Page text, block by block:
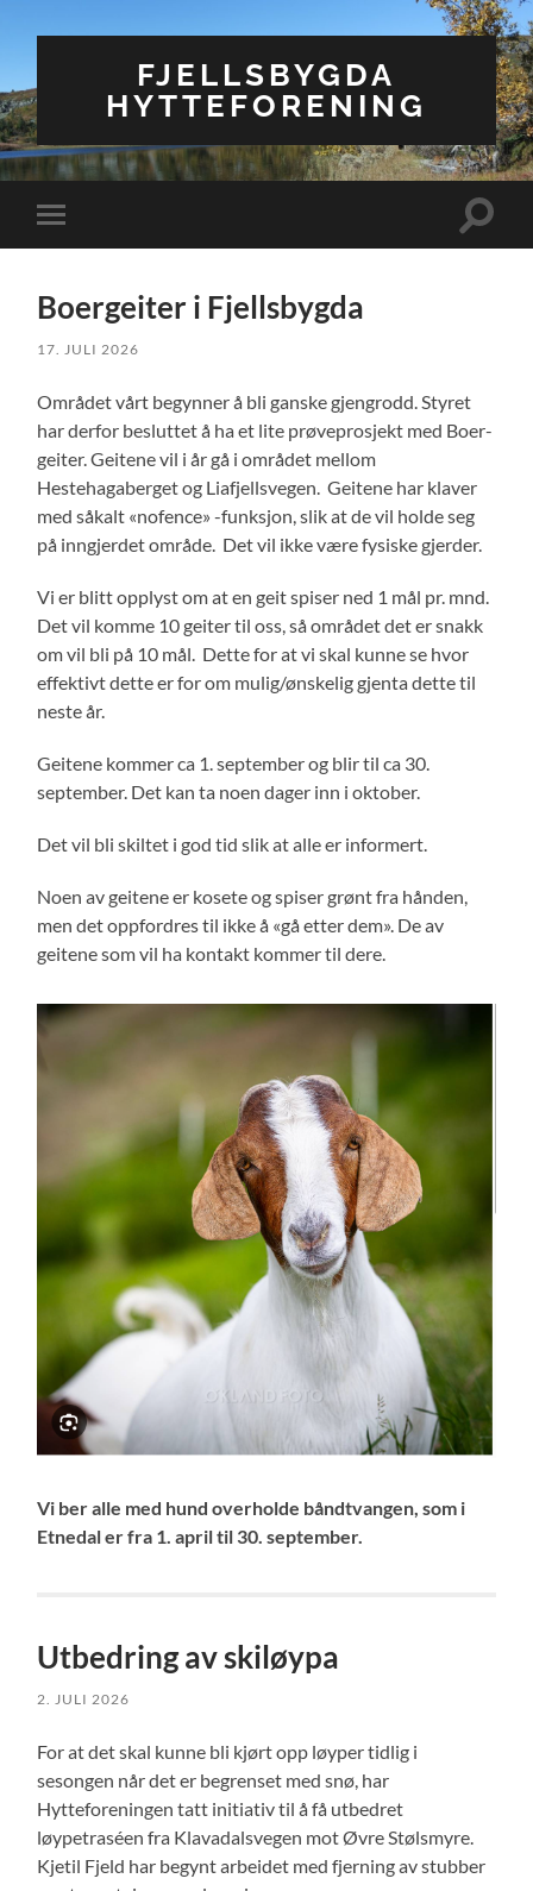
FJELLSBYGDA
HYTTEFORENING
Veksle
mobilmeny
Veksle
Boergeiter i Fjellsbygda
17. JULI 2026
Området vårt begynner å bli ganske gjengrodd. Styret
har derfor besluttet å ha et lite prøveprosjekt med Boer-
geiter. Geitene vil i år gå i området mellom
Hestehagaberget og Liafjellsvegen. Geitene har klaver
med såkalt «nofence» -funksjon, slik at de vil holde seg
på inngjerdet område. Det vil ikke være fysiske gjerder.
Vi er blitt opplyst om at en geit spiser ned 1 mål pr. mnd.
Det vil komme 10 geiter til oss, så området det er snakk
om vil bli på 10 mål. Dette for at vi skal kunne se hvor
effektivt dette er for om mulig/ønskelig gjenta dette til
neste år.
Geitene kommer ca 1. september og blir til ca 30.
september. Det kan ta noen dager inn i oktober.
Det vil bli skiltet i god tid slik at alle er informert.
Noen av geitene er kosete og spiser grønt fra hånden,
men det oppfordres til ikke å «gå etter dem». De av
geitene som vil ha kontakt kommer til dere.
Vi ber alle med hund overholde båndtvangen, som i
Etnedal er fra 1. april til 30. september.
Utbedring av skiløypa
2. JULI 2026
For at det skal kunne bli kjørt opp løyper tidlig i
sesongen når det er begrenset med snø, har
Hytteforeningen tatt initiativ til å få utbedret
løypetraséen fra Klavadalsvegen mot Øvre Stølsmyre.
Kjetil Fjeld har begynt arbeidet med fjerning av stubber